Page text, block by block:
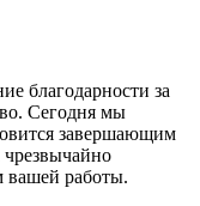
благодарности за
Сегодня мы
завершающим
вашей работы.